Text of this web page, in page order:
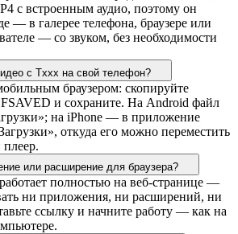
с встроенным аудио, поэтому он
— в галерее телефона, браузере или
— со звуком, без необходимости
с Txxx на свой телефон?
браузером: скопируйте
FSAVED и сохраните. На Android файл
на iPhone — в приложение
откуда его можно переместить
или расширение для браузера?
полностью на веб-странице —
ни приложения, ни расширений, ни
ссылку и начните работу — как на